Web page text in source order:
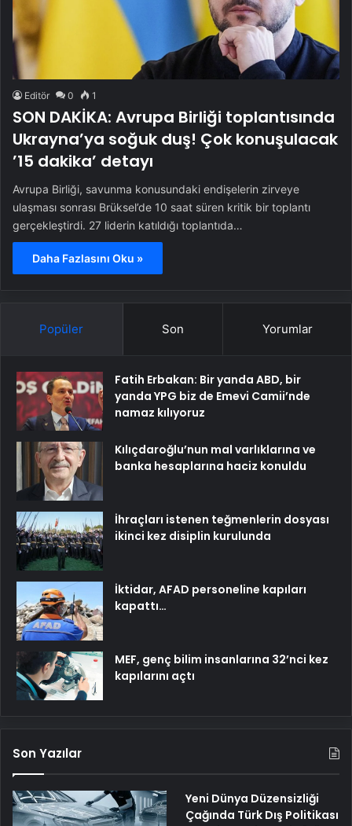
Editör 0 1
SON DAKİKA: Avrupa Birliği toplantısında
Ukrayna’ya soğuk duş! Çok konuşulacak
’15 dakika’ detayı
Avrupa Birliği, savunma konusundaki endişelerin zirveye
ulaşması sonrası Brüksel’de 10 saat süren kritik bir toplantı
gerçekleştirdi. 27 liderin katıldığı toplantıda…
Daha Fazlasını Oku »
Popüler Son Yorumlar
Fatih Erbakan: Bir yanda ABD, bir
yanda YPG biz de Emevi Camii’nde
namaz kılıyoruz
Kılıçdaroğlu’nun mal varlıklarına ve
banka hesaplarına haciz konuldu
İhraçları istenen teğmenlerin dosyası
ikinci kez disiplin kurulunda
İktidar, AFAD personeline kapıları
kapattı…
MEF, genç bilim insanlarına 32’nci kez
kapılarını açtı
Son Yazılar
Yeni Dünya Düzensizliği
Çağında Türk Dış Politikası